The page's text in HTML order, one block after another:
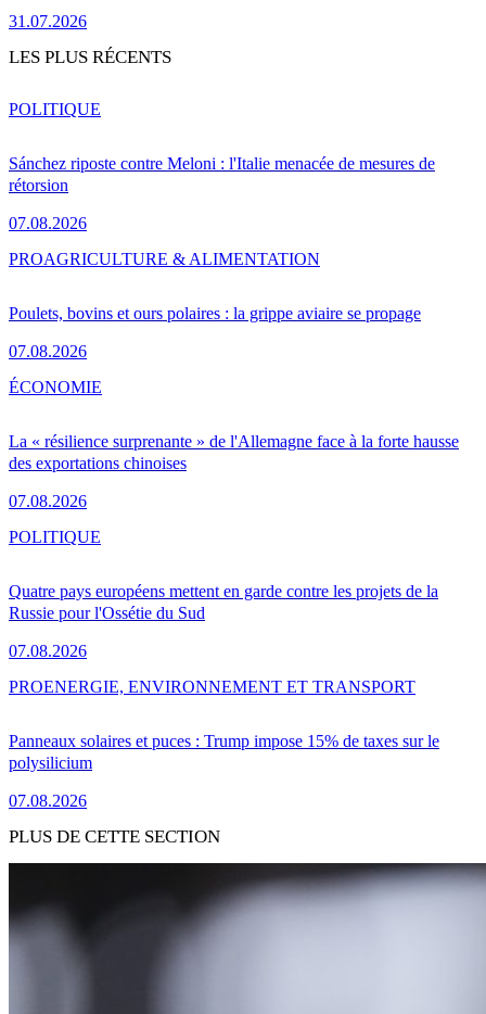
31.07.2026
LES PLUS RÉCENTS
Sánchez riposte contre Meloni : l'Italie menacée de mesures de
rétorsion
07.08.2026
POLITIQUE
Poulets, bovins et ours polaires : la grippe aviaire se propage
07.08.2026
PROAGRICULTURE & ALIMENTATION
La « résilience surprenante » de l'Allemagne face à la forte hausse
des exportations chinoises
07.08.2026
ÉCONOMIE
Quatre pays européens mettent en garde contre les projets de la
Russie pour l'Ossétie du Sud
07.08.2026
POLITIQUE
Panneaux solaires et puces : Trump impose 15% de taxes sur le
polysilicium
07.08.2026
PROENERGIE, ENVIRONNEMENT ET TRANSPORT
PLUS DE CETTE SECTION